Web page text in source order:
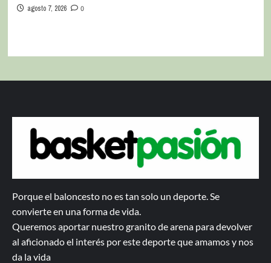
agosto 7, 2026 0
Porque el baloncesto no es tan solo un deporte. Se
convierte en una forma de vida.
Queremos aportar nuestro granito de arena para devolver
al aficionado el interés por este deporte que amamos y nos
da la vida